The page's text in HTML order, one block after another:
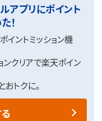
ルアプリにポイント
！
イントミッション機
クリアで楽天ポイン
トクに。